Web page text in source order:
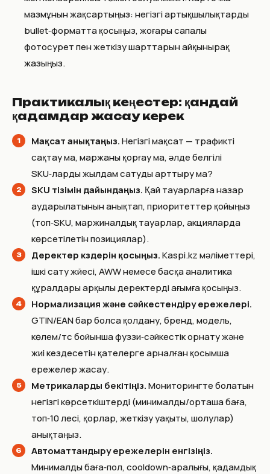
мазмұнын жақсартыңыз: негізгі артықшылықтарды
bullet‑форматта қосыңыз, жоғары сапалы
фотосурет пен жеткізу шарттарын айқынырақ
жазыңыз.
Практикалық кеңестер: қандай
қадамдар жасау керек
Мақсат анықтаңыз.Негізгі мақсат — трафикті
сақтау ма, маржаны қорғау ма, әлде белгілі
SKU‑ларды жылдам сатуды арттыру ма?
SKU тізімін дайындаңыз. Қай тауарларға назар
аударылатынын анықтап, приоритеттер қойыңыз
(топ‑SKU, маржиналдық тауарлар, акцияларда
көрсетілетін позициялар).
Деректер көздерін қосыңыз.Kaspi.kz мәліметтері,
ішкі сату жүйесі, AWW немесе басқа аналитика
құралдары арқылы деректерді ағымға қосыңыз.
Нормализация және сәйкестендіру ережелері.
GTIN/EAN бар болса қолдану, бренд, модель,
көлем/түс бойынша фуззи‑сәйкестік орнату және
жиі кездесетін қателерге арналған қосымша
ережелер жасау.
Метрикаларды бекітіңіз.Мониторингте болатын
негізгі көрсеткіштерді (минималды/орташа баға,
топ‑10 үлесі, қорлар, жеткізу уақыты, шолулар)
анықтаңыз.
Автоматтандыру ережелерін енгізіңіз.
Минималды баға‑пол, cooldown‑аралығы, қадамдық